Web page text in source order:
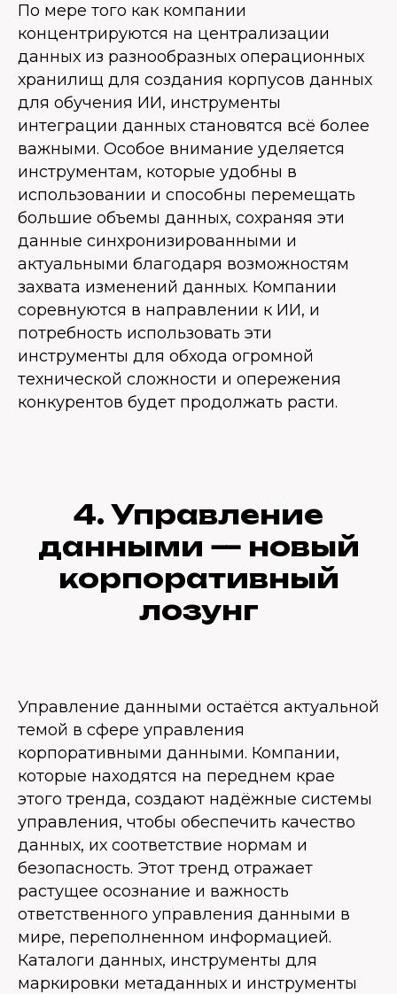
По мере того как компании
концентрируются на централизации
данных из разнообразных операционных
хранилищ для создания корпусов данных
для обучения ИИ, инструменты
интеграции данных становятся всё более
важными. Особое внимание уделяется
инструментам, которые удобны в
использовании и способны перемещать
большие объемы данных, сохраняя эти
данные синхронизированными и
актуальными благодаря возможностям
захвата изменений данных. Компании
соревнуются в направлении к ИИ, и
потребность использовать эти
инструменты для обхода огромной
технической сложности и опережения
конкурентов будет продолжать расти.
4. Управление
данными — новый
корпоративный
лозунг
Управление данными остаётся актуальной
темой в сфере управления
корпоративными данными. Компании,
которые находятся на переднем крае
этого тренда, создают надёжные системы
управления, чтобы обеспечить качество
данных, их соответствие нормам и
безопасность. Этот тренд отражает
растущее осознание и важность
ответственного управления данными в
мире, переполненном информацией.
Каталоги данных, инструменты для
маркировки метаданных и инструменты